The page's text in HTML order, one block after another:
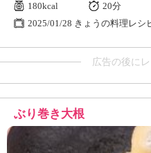
180kcal
20分
2025/01/28 きょうの料理レシ
広告の後に
ぶり巻き大根